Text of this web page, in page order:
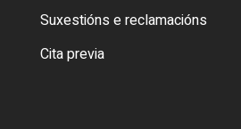
Suxestións e reclamacións
Cita previa